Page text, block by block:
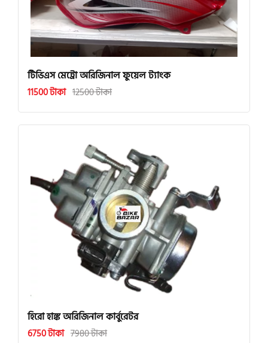
টিভিএস মেট্রো অরিজিনাল ফুয়েল ট্যাংক
11500 টাকা 12500 টাকা
হিরো হাঙ্ক অরিজিনাল কার্বুরেটর
6750 টাকা 7980 টাকা